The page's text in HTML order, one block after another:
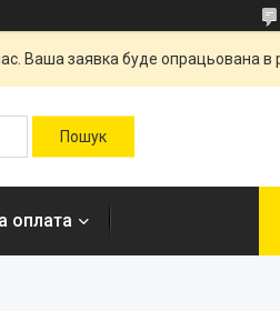
Ваша заявка буде опрацьована в
оплата